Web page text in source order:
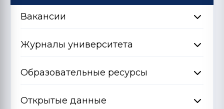
Вакансии
Журналы университета
Образовательные ресурсы
Открытые данные